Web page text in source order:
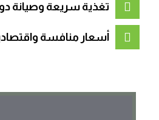
تغذية سريعة وصيانة
أسعار منافسة